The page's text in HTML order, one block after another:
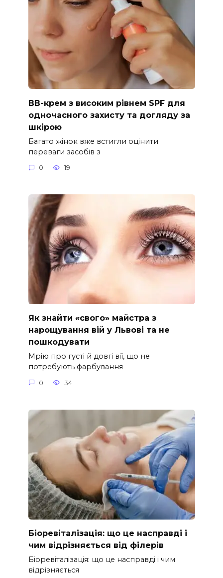
ВВ-крем з високим рівнем SPF для
одночасного захисту та догляду за
шкірою
Багато жінок вже встигли оцінити
переваги засобів з
0 19
Як знайти «свого» майстра з
нарощування вій у Львові та не
пошкодувати
Мрію про густі й довгі вії, що не
потребують фарбування
0 34
Біоревіталізація: що це насправді і
чим відрізняється від філерів
Біоревіталізація: що це насправді і чим
відрізняється